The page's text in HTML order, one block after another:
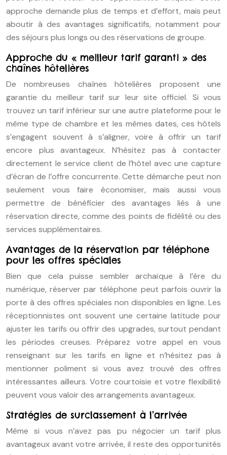
approche demande plus de temps et d’effort, mais peut
aboutir à des avantages significatifs, notamment pour
des séjours plus longs ou des réservations de groupe.
Approche du « meilleur tarif garanti » des
chaînes hôtelières
De nombreuses chaînes hôtelières proposent une
garantie du meilleur tarif sur leur site officiel. Si vous
trouvez un tarif inférieur sur une autre plateforme pour le
même type de chambre et les mêmes dates, ces hôtels
s’engagent souvent à s’aligner, voire à offrir un tarif
encore plus avantageux. N’hésitez pas à contacter
directement le service client de l’hôtel avec une capture
d’écran de l’offre concurrente. Cette démarche peut non
seulement vous faire économiser, mais aussi vous
permettre de bénéficier des avantages liés à une
réservation directe, comme des points de fidélité ou des
services supplémentaires.
Avantages de la réservation par téléphone
pour les offres spéciales
Bien que cela puisse sembler archaïque à l’ère du
numérique, réserver par téléphone peut parfois ouvrir la
porte à des offres spéciales non disponibles en ligne. Les
réceptionnistes ont souvent une certaine latitude pour
ajuster les tarifs ou offrir des upgrades, surtout pendant
les périodes creuses. Préparez votre appel en vous
renseignant sur les tarifs en ligne et n’hésitez pas à
mentionner poliment si vous avez trouvé des offres
intéressantes ailleurs. Votre courtoisie et votre flexibilité
peuvent vous valoir des arrangements avantageux.
Stratégies de surclassement à l’arrivée
Même si vous n’avez pas pu négocier un tarif plus
avantageux avant votre arrivée, il reste des opportunités